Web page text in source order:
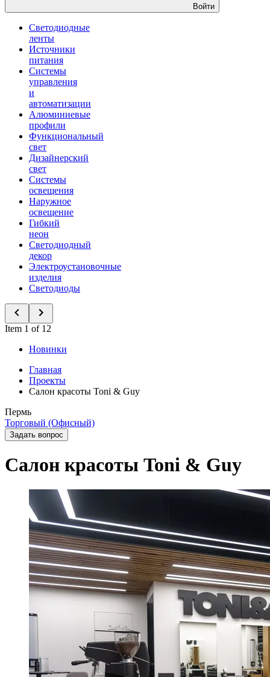
Войти
Светодиодные
ленты
Источники
питания
Системы
управления
и
автоматизации
Алюминиевые
профили
Функциональный
свет
Дизайнерский
свет
Системы
освещения
Наружное
освещение
Гибкий
неон
Светодиодный
декор
Электроустановочные
изделия
Светодиоды
Item 1 of 12
Новинки
Главная
Проекты
Салон красоты Toni & Guy
Пермь
Торговый (Офисный)
Задать вопрос
Салон красоты Toni & Guy